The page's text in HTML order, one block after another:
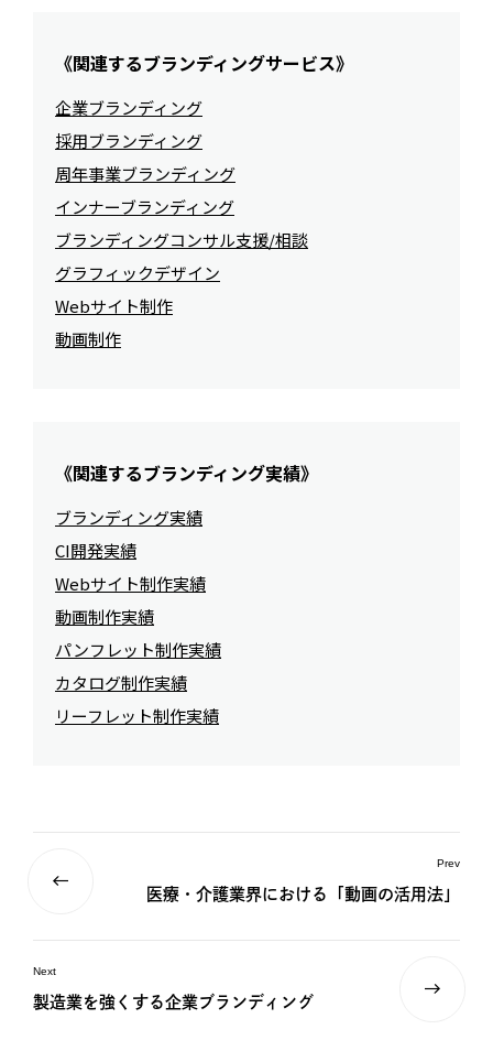
《関連するブランディングサービス》
企業ブランディング
採用ブランディング
周年事業ブランディング
インナーブランディング
ブランディングコンサル支援/相談
グラフィックデザイン
Webサイト制作
動画制作
《関連するブランディング実績》
ブランディング実績
CI開発実績
Webサイト制作実績
動画制作実績
パンフレット制作実績
カタログ制作実績
リーフレット制作実績
Prev
医療・介護業界における「動画の活用法」
Next
製造業を強くする企業ブランディング